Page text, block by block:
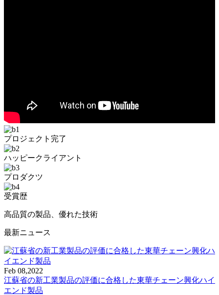
プロジェクト完了
ハッピークライアント
プロダクツ
受賞歴
高品質の製品、優れた技術
最新ニュース
Feb 08,2022
江蘇省の新工業製品の評価に合格した東華チェーン興化ハイ
エンド製品